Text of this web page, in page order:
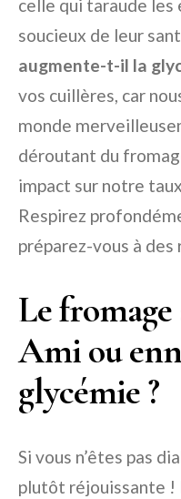
celle qui taraude les
soucieux de leur
augmente-t-il la
vos cuillères, car
monde
déroutant du
impact sur notre
Respirez
préparez-vous à
Le fromage
Ami ou
glycémie ?
Si vous n’êtes pas
plutôt réjouissante !